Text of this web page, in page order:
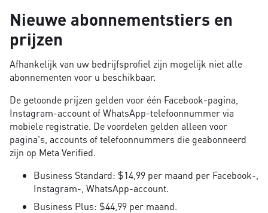
Nieuwe abonnementstiers en
prijzen
Afhankelijk van uw bedrijfsprofiel zijn mogelijk niet alle
abonnementen voor u beschikbaar.
De getoonde prijzen gelden voor één Facebook-pagina,
Instagram-account of WhatsApp-telefoonnummer via
mobiele registratie. De voordelen gelden alleen voor
pagina's, accounts of telefoonnummers die geabonneerd
zijn op Meta Verified.
Business Standard: $14,99 per maand per Facebook-,
Instagram-, WhatsApp-account.
Business Plus: $44,99 per maand.